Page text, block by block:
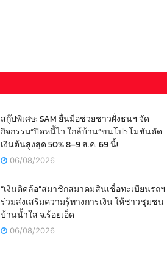
สกู๊ปพิเศษ: SAM ยื่นมือช่วยชาวฝั่งธนฯ จัด
กิจกรรม“ปิดหนี้ไว ใกล้บ้าน”ขนโปรโมชันตัด
เงินต้นสูงสุด 50% 8–9 ส.ค. 69 นี้!
06/08/2026
“เงินติดล้อ”สมาชิกสมาคมสินเชื่อทะเบียนรถฯ
ร่วมส่งเสริมความรู้ทางการเงิน ให้ชาวชุมชน
บ้านน้ำใส จ.ร้อยเอ็ด
06/08/2026